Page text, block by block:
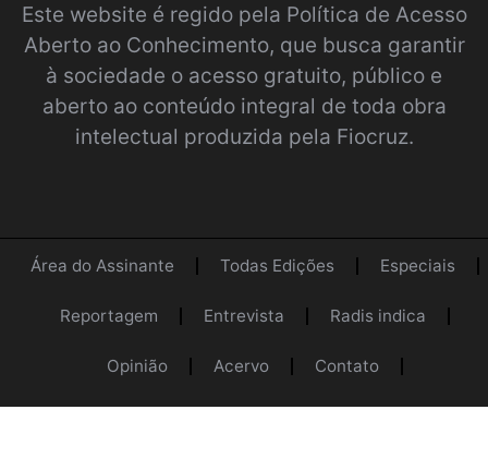
Este website é regido pela Política de Acesso
Aberto ao Conhecimento, que busca garantir
à sociedade o acesso gratuito, público e
aberto ao conteúdo integral de toda obra
intelectual produzida pela Fiocruz.
Área do Assinante Todas Edições Especiais
Reportagem Entrevista Radis indica
Opinião Acervo Contato